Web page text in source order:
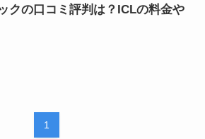
クの口コミ評判は？ICLの料金や
1